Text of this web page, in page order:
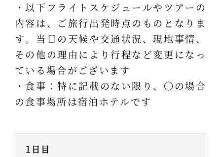
・以下フライトスケジュールやツアーの
内容は、ご旅行出発時点のものとなりま
す。当日の天候や交通状況、現地事情、
その他の理由により行程など変更になっ
ている場合がございます
・食事：特に記載のない限り、〇の場合
の食事場所は宿泊ホテルです
1日目